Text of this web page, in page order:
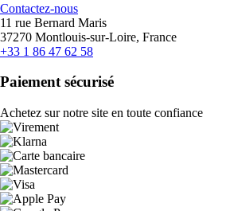
Contactez-nous
11 rue Bernard Maris
37270 Montlouis-sur-Loire, France
+33 1 86 47 62 58
Paiement sécurisé
Achetez sur notre site en toute confiance